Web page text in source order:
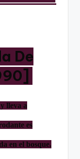
De
lleva a
es
en el bosque.